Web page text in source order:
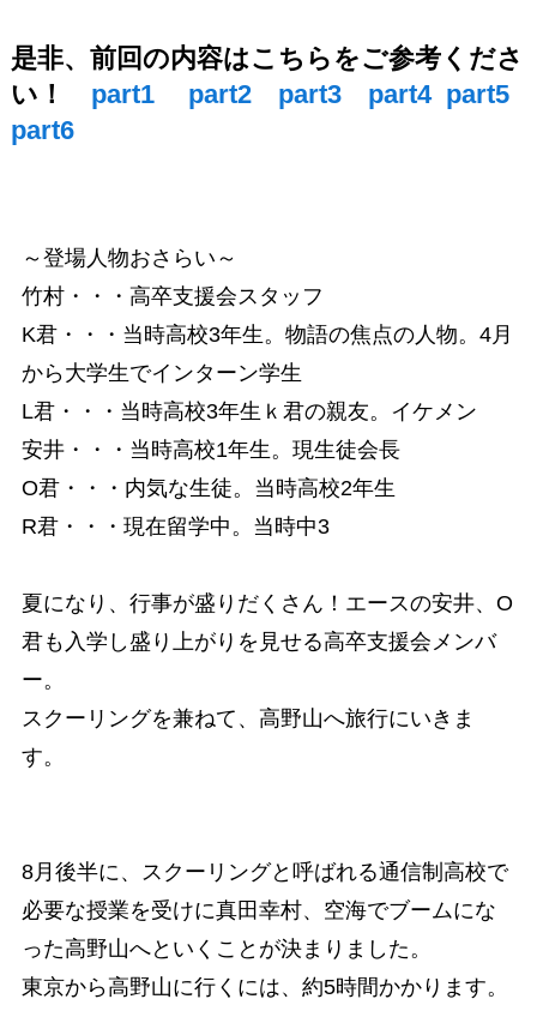
是非、前回の内容はこちらをご参考くださ
い！ part1 part2 part3 part4 part5
part6
～登場人物おさらい～
竹村・・・高卒支援会スタッフ
K君・・・当時高校3年生。物語の焦点の人物。4月
から大学生でインターン学生
L君・・・当時高校3年生ｋ君の親友。イケメン
安井・・・当時高校1年生。現生徒会長
O君・・・内気な生徒。当時高校2年生
R君・・・現在留学中。当時中3
夏になり、行事が盛りだくさん！エースの安井、O
君も入学し盛り上がりを見せる高卒支援会メンバ
ー。
スクーリングを兼ねて、高野山へ旅行にいきま
す。
8月後半に、スクーリングと呼ばれる通信制高校で
必要な授業を受けに真田幸村、空海でブームにな
った高野山へといくことが決まりました。
東京から高野山に行くには、約5時間かかります。